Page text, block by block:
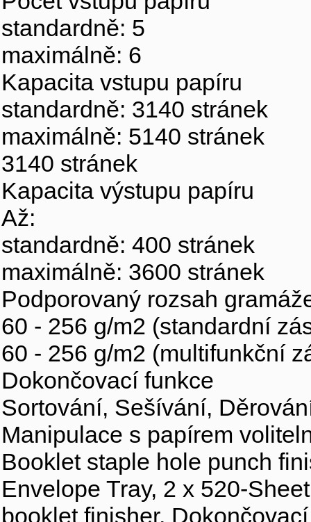
standardně: 5
maximálně: 6
Kapacita vstupu papíru
standardně: 3140 stránek
maximálně: 5140 stránek
3140 stránek
Kapacita výstupu papíru
Až:
standardně: 400 stránek
maximálně: 3600 stránek
Podporovaný rozsah
60 - 256 g/m2 (standardní
60 - 256 g/m2 (multifunkční
Dokončovací funkce
Sortování, Sešívání,
Manipulace s papírem
Booklet staple hole punch
Envelope Tray, 2 x 520-
booklet finisher,